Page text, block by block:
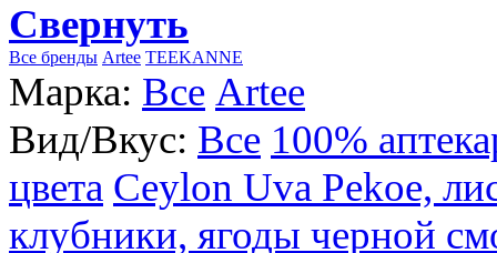
Свернуть
Все бренды Artee TEEKANNE
Марка: Все Artee
Вид/Вкус: Все 100%
цвета Ceylon Uva Pekoe,
клубники, ягоды черной